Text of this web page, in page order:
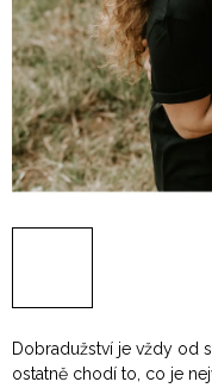
Dobradužství je vždy od
ostatně chodí to, co je